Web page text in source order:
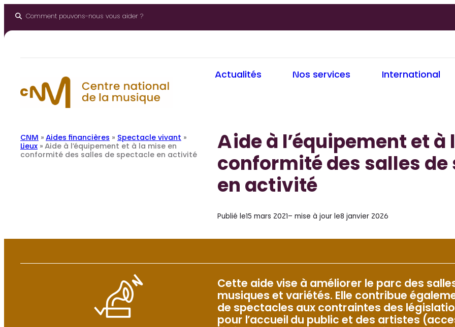
Comment pouvons-nous vous aider ?
Actualités Nos services International
CNM » Aides financières » Spectacle vivant »
Lieux » Aide à l’équipement et à la mise en
conformité des salles de spectacle en activité
Aide à l’équipement et à
conformité des salles de
en activité
Publié le15 mars 2021– mise à jour le8 janvier 2026
Cette aide vise à améliorer le parc des
musiques et variétés. Elle contribue
de spectacles aux contraintes des
pour l’accueil du public et des artistes